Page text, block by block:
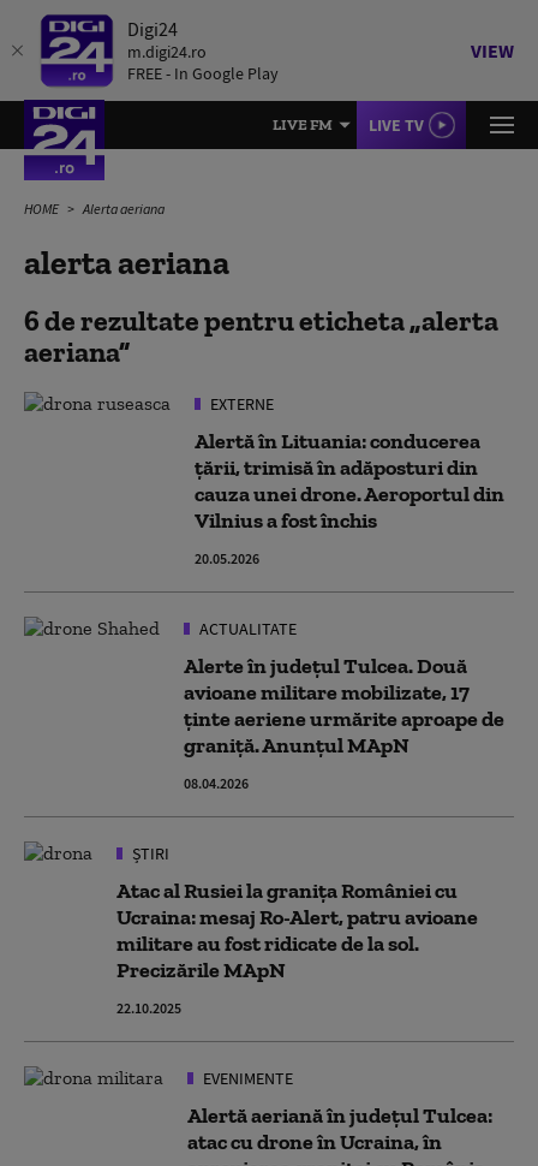
Digi24
m.digi24.ro
FREE - In Google Play
VIEW
LIVE FM LIVE TV
HOME Alerta aeriana
alerta aeriana
6 de rezultate pentru eticheta alerta
aeriana
EXTERNE
Alertă în Lituania: conducerea
țării, trimisă în adăposturi din
cauza unei drone. Aeroportul din
Vilnius a fost închis
20.05.2026
ACTUALITATE
Alerte în județul Tulcea. Două
avioane militare mobilizate, 17
ținte aeriene urmărite aproape de
graniță. Anunțul MApN
08.04.2026
ȘTIRI
Atac al Rusiei la granița României cu
Ucraina: mesaj Ro-Alert, patru avioane
militare au fost ridicate de la sol.
Precizările MApN
22.10.2025
EVENIMENTE
Alertă aeriană în județul Tulcea:
atac cu drone în Ucraina, în